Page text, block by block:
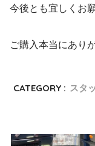
今後とも宜しくお
ご購入本当にあり
CATEGORY : スタ